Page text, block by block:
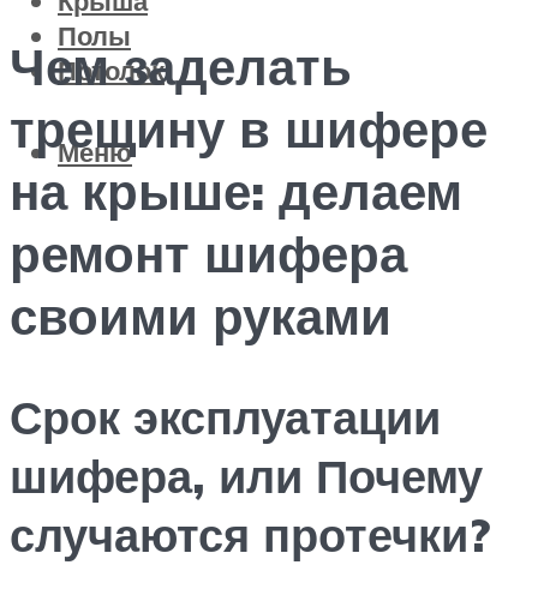
Полы
Потолок
Меню
Чем заделать
трещину в шифере
на крыше: делаем
ремонт шифера
своими руками
Срок эксплуатации
шифера, или Почему
случаются протечки?